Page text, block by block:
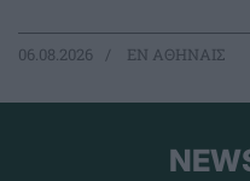
06.08.2026 EΝ ΑΘΗΝΑΙΣ